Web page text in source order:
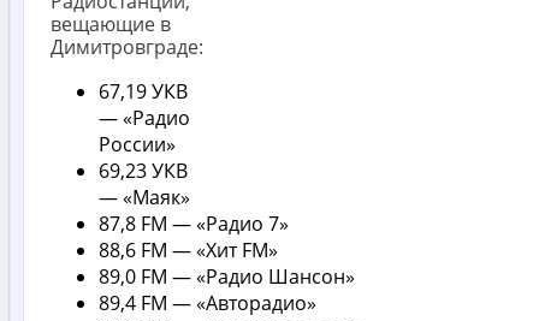
вещающие в
Димитровграде:
67,19 УКВ
— «Радио
России»
69,23 УКВ
— «Маяк»
87,8 FM — «Радио 7»
88,6 FM — «Хит FM»
89,0 FM — «Радио Шансон»
89,4 FM — «Авторадио»